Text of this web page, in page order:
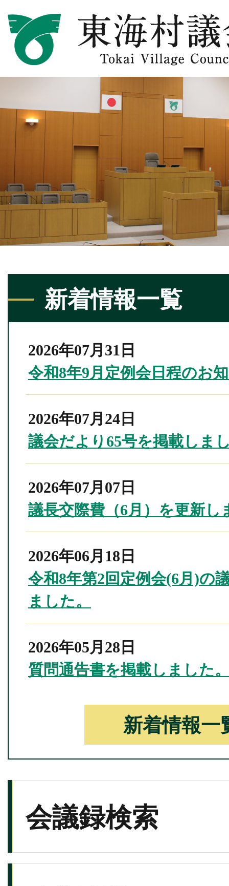
新着情報一覧
2026年07月31日
令和8年9月定例会日程のお
2026年07月24日
議会だより65号を掲載しま
2026年07月07日
議長交際費（6月）を更新し
2026年06月18日
令和8年第2回定例会(6月)の
ました。
2026年05月28日
質問通告書を掲載しました
新着情報一
会議録検索